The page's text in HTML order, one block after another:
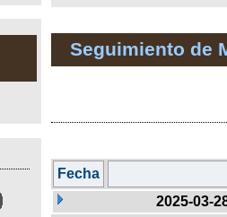
Seguimiento de
Fecha
2025-03-